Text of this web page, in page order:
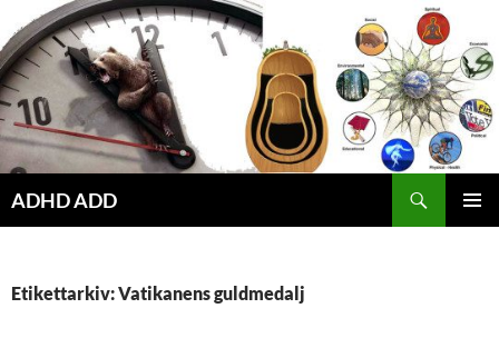
Hoppa
till
innehåll
ADHD ADD
Etikettarkiv: Vatikanens guldmedalj